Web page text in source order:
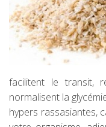
facilitent le transit,
normalisent la
hypers rassasiantes,